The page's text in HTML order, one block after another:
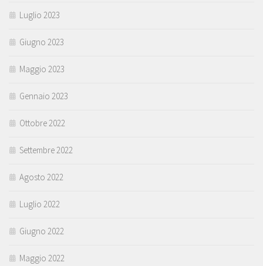
Luglio 2023
Giugno 2023
Maggio 2023
Gennaio 2023
Ottobre 2022
Settembre 2022
Agosto 2022
Luglio 2022
Giugno 2022
Maggio 2022